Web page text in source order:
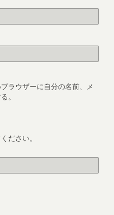
ラウザーに自分の名前、メ
。
ださい。